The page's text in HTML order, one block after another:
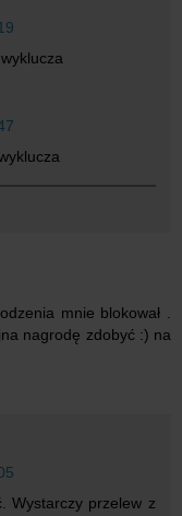
mnie blokował .
nagrodę zdobyć :) na
Wystarczy przelew z